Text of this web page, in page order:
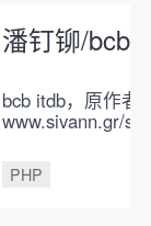
潘钉铆/
bcb itdb，原作者
www.sivann.gr/
PHP